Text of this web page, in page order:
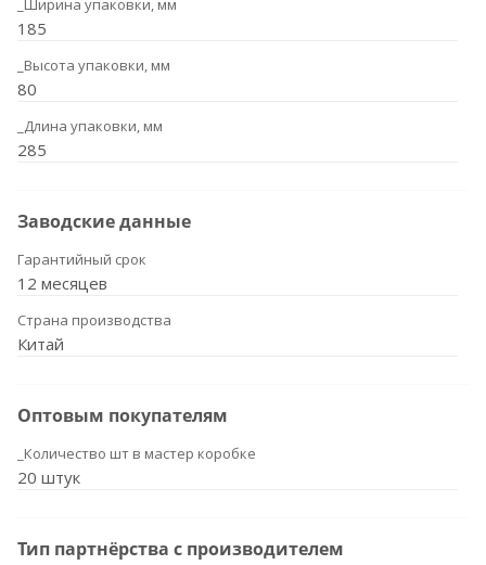
_Ширина упаковки, мм
185
_Высота упаковки, мм
80
_Длина упаковки, мм
285
Заводские данные
Гарантийный срок
12 месяцев
Страна производства
Китай
Оптовым покупателям
_Количество шт в мастер коробке
20 штук
Тип партнёрства с производителем